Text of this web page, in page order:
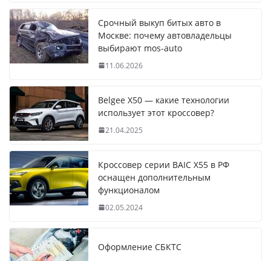
Срочный выкуп битых авто в
Москве: почему автовладельцы
выбирают mos-auto
11.06.2026
Belgee X50 — какие технологии
использует этот кроссовер?
21.04.2025
Кроссовер серии BAIC X55 в РФ
оснащен дополнительным
функционалом
02.05.2024
Оформление СБКТС